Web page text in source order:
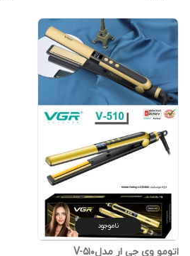
ناموجود
اتومو وی جی ار مدلV-510